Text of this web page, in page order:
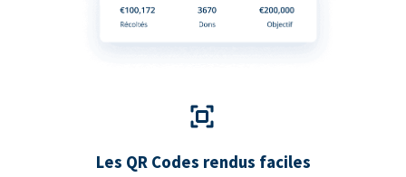
Les QR Codes rendus faciles